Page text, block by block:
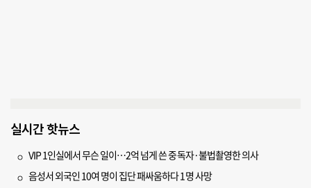
실시간 핫뉴스
VIP 1인실에서 무슨 일이…2억 넘게 쓴 중독자·불법촬영한 의사
음성서 외국인 10여 명이 집단 패싸움하다 1명 사망